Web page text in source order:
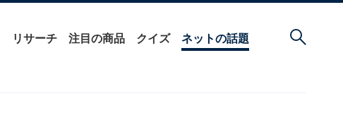
リサーチ 注目の商品 クイズ ネットの話題